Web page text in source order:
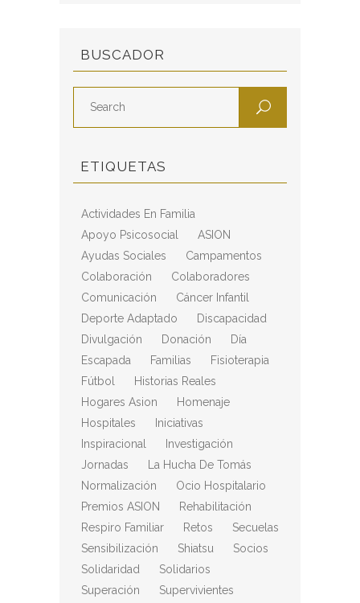
BUSCADOR
ETIQUETAS
Actividades En Familia
Apoyo Psicosocial
ASION
Ayudas Sociales
Campamentos
Colaboración
Colaboradores
Comunicación
Cáncer Infantil
Deporte Adaptado
Discapacidad
Divulgación
Donación
Día
Escapada
Familias
Fisioterapia
Fútbol
Historias Reales
Hogares Asion
Homenaje
Hospitales
Iniciativas
Inspiracional
Investigación
Jornadas
La Hucha De Tomás
Normalización
Ocio Hospitalario
Premios ASION
Rehabilitación
Respiro Familiar
Retos
Secuelas
Sensibilización
Shiatsu
Socios
Solidaridad
Solidarios
Superación
Supervivientes